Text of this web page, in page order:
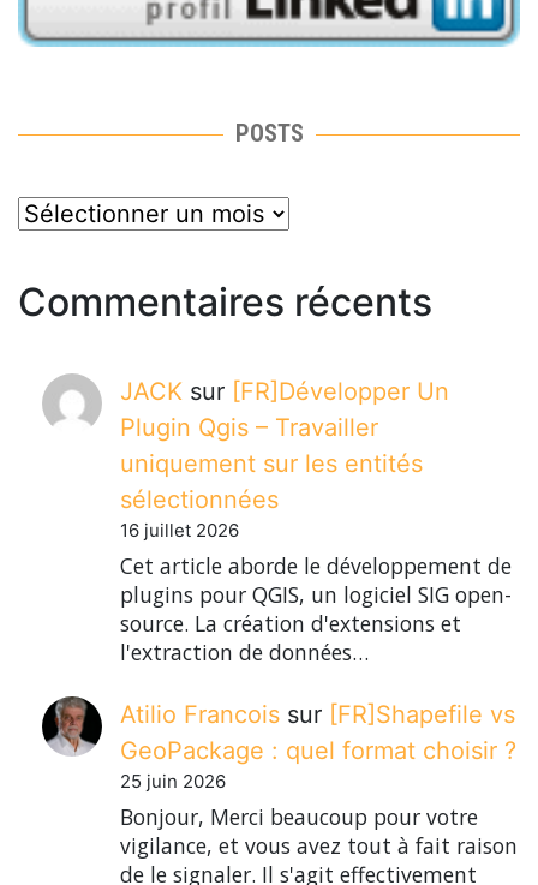
POSTS
posts
Commentaires récents
JACK sur [FR]Développer Un
Plugin Qgis – Travailler
uniquement sur les entités
sélectionnées
16 juillet 2026
Cet article aborde le développement de
plugins pour QGIS, un logiciel SIG open-
source. La création d'extensions et
l'extraction de données…
Atilio Francois sur [FR]Shapefile vs
GeoPackage : quel format choisir ?
25 juin 2026
Bonjour, Merci beaucoup pour votre
vigilance, et vous avez tout à fait raison
de le signaler. Il s'agit effectivement